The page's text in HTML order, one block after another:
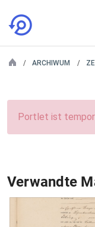
ARCHIWUM
Portlet ist
Verwandte